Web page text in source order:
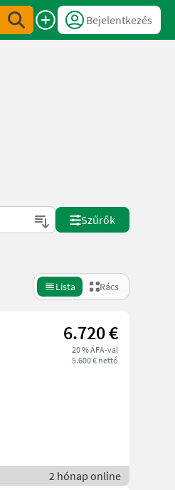
Bejelentkezés
Szűrők
Lista Rács
6.720 €
20 % ÁFA-val
5.600 € nettó
2 hónap online